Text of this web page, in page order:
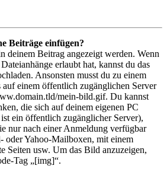
Beiträge einfügen?
deinem Beitrag angezeigt werden. Wenn
erlaubt hat, kannst du das
Ansonsten musst du zu einem
einem öffentlich zugänglichen Server
mein-bild.gif. Du kannst
die sich auf deinem eigenen PC
ein öffentlich zugänglicher Server),
nur nach einer Anmeldung verfügbar
oder Yahoo-Mailboxen, mit einem
Seiten usw. Um das Bild anzuzeigen,
Tag „[img]“.